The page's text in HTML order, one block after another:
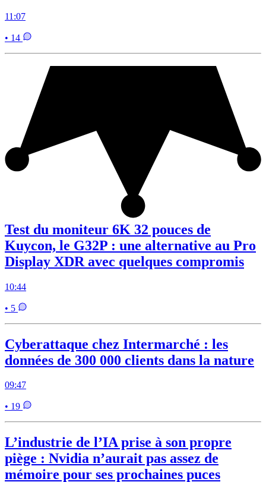
11:07
• 14
Test du moniteur 6K 32 pouces de
Kuycon, le G32P : une alternative au Pro
Display XDR avec quelques compromis
10:44
• 5
Cyberattaque chez Intermarché : les
données de 300 000 clients dans la nature
09:47
• 19
L’industrie de l’IA prise à son propre
piège : Nvidia n’aurait pas assez de
mémoire pour ses prochaines puces